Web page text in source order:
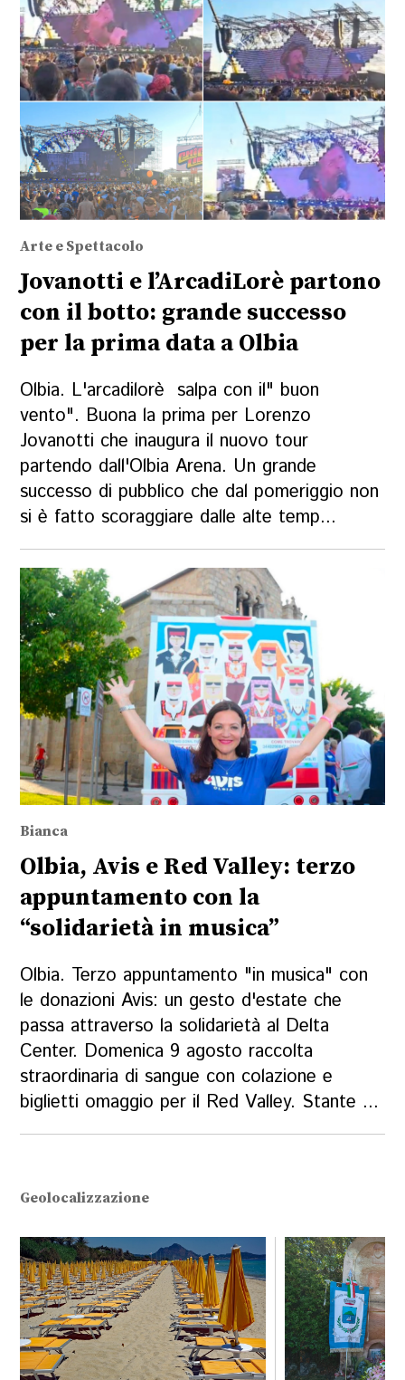
Arte e Spettacolo
Jovanotti e l’ArcadiLorè partono
con il botto: grande successo
per la prima data a Olbia
Olbia. L'arcadilorè salpa con il" buon
vento". Buona la prima per Lorenzo
Jovanotti che inaugura il nuovo tour
partendo dall'Olbia Arena. Un grande
successo di pubblico che dal pomeriggio non
si è fatto scoraggiare dalle alte temp...
Bianca
Olbia, Avis e Red Valley: terzo
appuntamento con la
“solidarietà in musica”
Olbia. Terzo appuntamento "in musica" con
le donazioni Avis: un gesto d'estate che
passa attraverso la solidarietà al Delta
Center. Domenica 9 agosto raccolta
straordinaria di sangue con colazione e
biglietti omaggio per il Red Valley. Stante ...
Geolocalizzazione